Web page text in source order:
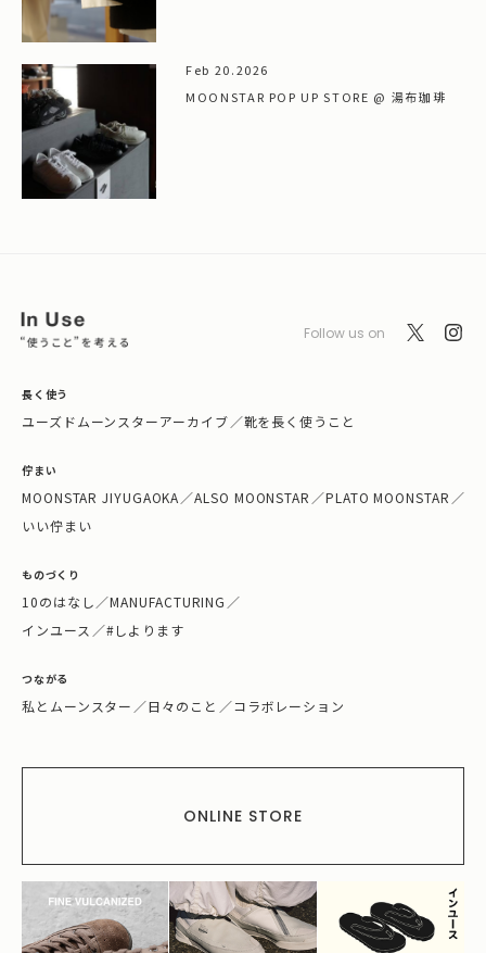
Feb 20.2026
MOONSTAR POP UP STORE @ 湯布珈琲
Follow us on
長く使う
ユーズドムーンスターアーカイブ ／靴を長く使うこと
佇まい
MOONSTAR JIYUGAOKA ／ALSO MOONSTAR ／PLATO MOONSTAR ／
いい佇まい
ものづくり
10のはなし ／MANUFACTURING ／
インユース ／#しよります
つながる
私とムーンスター ／日々のこと ／コラボレーション
ONLINE STORE